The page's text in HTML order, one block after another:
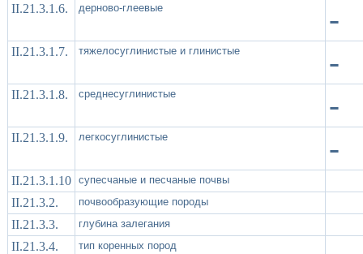
II.21.3.1.6. дерново-глеевые -
II.21.3.1.7. тяжелосуглинистые и глинистые -
II.21.3.1.8. среднесуглинистые -
II.21.3.1.9. легкосуглинистые -
II.21.3.1.10 супесчаные и песчаные почвы
II.21.3.2. почвообразующие породы
II.21.3.3. глубина залегания
II.21.3.4. тип коренных пород